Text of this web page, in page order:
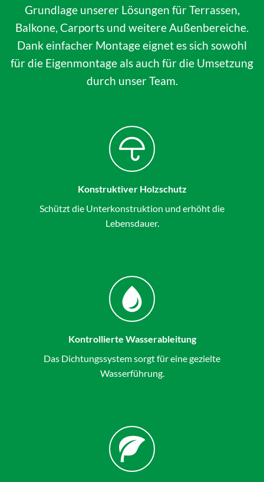
Grundlage unserer Lösungen für Terrassen,
Balkone, Carports und weitere Außenbereiche.
Dank einfacher Montage eignet es sich sowohl
für die Eigenmontage als auch für die Umsetzung
durch unser Team.
Konstruktiver Holzschutz
Schützt die Unterkonstruktion und erhöht die
Lebensdauer.
Kontrollierte Wasserableitung
Das Dichtungssystem sorgt für eine gezielte
Wasserführung.